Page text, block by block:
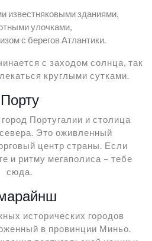
известняковыми зданиями,
улочками,
с берегов Атлантики.
с заходом солнца, так
круглыми сутками.
Порту
Португалии и столица
севера. Это оживленный
центр страны. Если
и ритму мегаполиса – тебе
сюда.
исторических городов
в провинции Миньо.